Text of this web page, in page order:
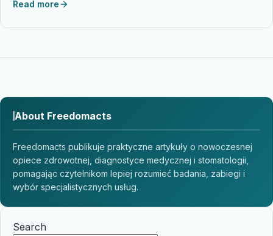
Read more
About Freedomacts
Freedomacts publikuje praktyczne artykuły o nowoczesnej
opiece zdrowotnej, diagnostyce medycznej i stomatologii,
pomagając czytelnikom lepiej rozumieć badania, zabiegi i
wybór specjalistycznych usług.
Search